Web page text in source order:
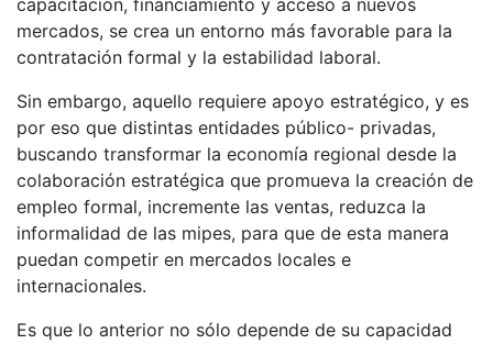
capacitación, financiamiento y acceso a nuevos
mercados, se crea un entorno más favorable para la
contratación formal y la estabilidad laboral.
Sin embargo, aquello requiere apoyo estratégico, y es
por eso que distintas entidades público- privadas,
buscando transformar la economía regional desde la
colaboración estratégica que promueva la creación de
empleo formal, incremente las ventas, reduzca la
informalidad de las mipes, para que de esta manera
puedan competir en mercados locales e
internacionales.
Es que lo anterior no sólo depende de su capacidad